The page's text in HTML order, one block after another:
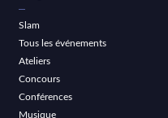
Slam
Tous les événements
Ateliers
Concours
Conférences
Musique